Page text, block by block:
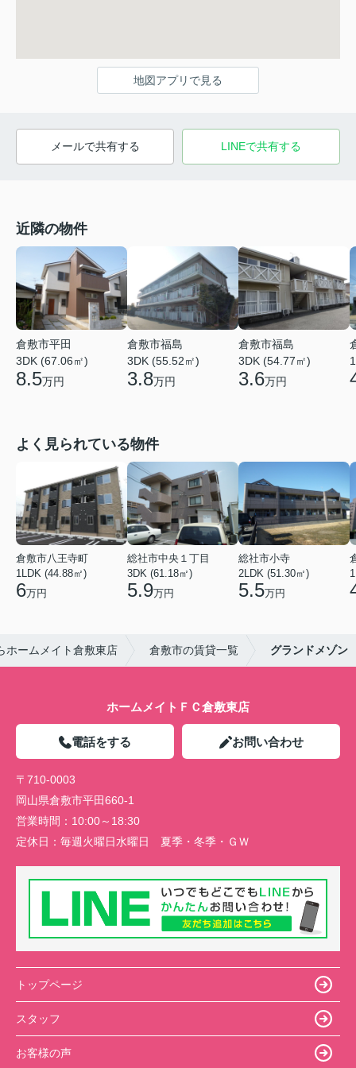
地図アプリで見る
メールで共有する LINEで共有する
近隣の物件
倉敷市平田
3DK (67.06㎡)
8.5万円
倉敷市福島
3DK (55.52㎡)
3.8万円
倉敷市福島
3DK (54.77㎡)
3.6万円
よく見られている物件
倉敷市八王寺町
1LDK (44.88㎡)
6万円
総社市中央１丁目
3DK (61.18㎡)
5.9万円
総社市小寺
2LDK (51.30㎡)
5.5万円
ホームメイト倉敷東店 倉敷市の賃貸一覧 グランドメゾン
ホームメイトＦＣ倉敷東店
電話をする お問い合わせ
〒710-0003
岡山県倉敷市平田660-1
営業時間： 10:00～18:30
定休日： 毎週火曜日水曜日 夏季・冬季・ＧＷ
トップページ
スタッフ
お客様の声